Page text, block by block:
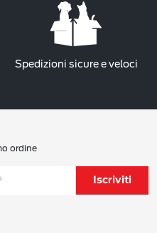
Spedizioni sicure e veloci
ordine
Iscriviti